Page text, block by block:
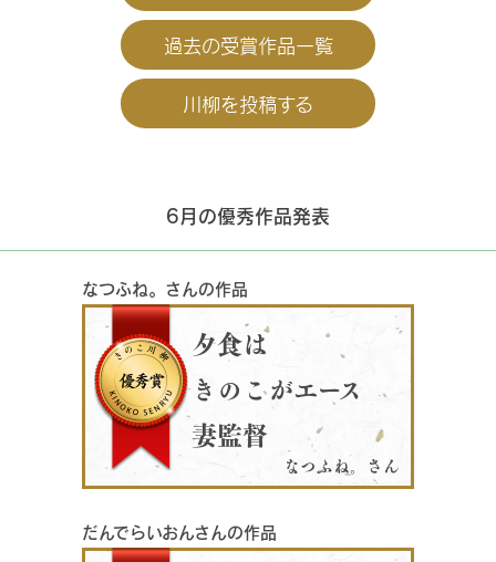
過去の受賞作品一覧
川柳を投稿する
6月の優秀作品発表
なつふね。さんの作品
夕食は
きのこがエース
妻監督
なつふね。さん
だんでらいおんさんの作品